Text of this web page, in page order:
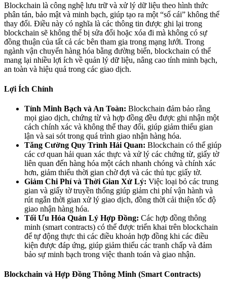
Blockchain là công nghệ lưu trữ và xử lý dữ liệu theo hình thức
phân tán, bảo mật và minh bạch, giúp tạo ra một “sổ cái” không thể
thay đổi. Điều này có nghĩa là các thông tin được ghi lại trong
blockchain sẽ không thể bị sửa đổi hoặc xóa đi mà không có sự
đồng thuận của tất cả các bên tham gia trong mạng lưới. Trong
ngành vận chuyển hàng hóa bằng đường biển, blockchain có thể
mang lại nhiều lợi ích về quản lý dữ liệu, nâng cao tính minh bạch,
an toàn và hiệu quả trong các giao dịch.
Lợi Ích Chính
Tính Minh Bạch và An Toàn: Blockchain đảm bảo rằng
mọi giao dịch, chứng từ và hợp đồng đều được ghi nhận một
cách chính xác và không thể thay đổi, giúp giảm thiểu gian
lận và sai sót trong quá trình giao nhận hàng hóa.
Tăng Cường Quy Trình Hải Quan: Blockchain có thể giúp
các cơ quan hải quan xác thực và xử lý các chứng từ, giấy tờ
liên quan đến hàng hóa một cách nhanh chóng và chính xác
hơn, giảm thiểu thời gian chờ đợi và các thủ tục giấy tờ.
Giảm Chi Phí và Thời Gian Xử Lý: Việc loại bỏ các trung
gian và giấy tờ truyền thống giúp giảm chi phí vận hành và
rút ngắn thời gian xử lý giao dịch, đồng thời cải thiện tốc độ
giao nhận hàng hóa.
Tối Ưu Hóa Quản Lý Hợp Đồng: Các hợp đồng thông
minh (smart contracts) có thể được triển khai trên blockchain
để tự động thực thi các điều khoản hợp đồng khi các điều
kiện được đáp ứng, giúp giảm thiểu các tranh chấp và đảm
bảo sự minh bạch trong việc thanh toán và giao nhận.
Blockchain và Hợp Đồng Thông Minh (Smart Contracts)